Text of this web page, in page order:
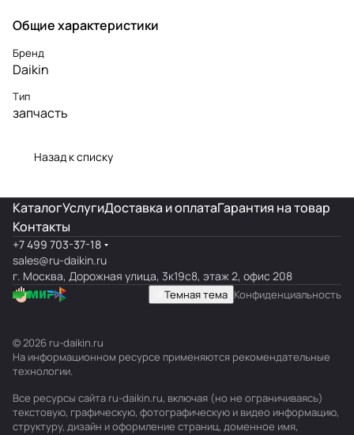
Общие характеристики
Бренд
Daikin
Тип
запчасть
Назад к списку
КаталогУслугиДоставка и оплатаГарантия на товар
Контакты
+7 499 703-37-18
sales@ru-daikin.ru
г. Москва, Дорожная улица, 3к19с8, этаж 2, офис 208
Темная тема Конфиденциальность
© 2026 ru-daikin.ru
На информационном ресурсе применяются рекомендательные
технологии.
Все ресурсы сайта ru-daikin.ru, включая (но не ограничиваясь)
текстовую, графическую, фотографическую и видео информацию,
структуру, дизайн и оформление страниц, доменное имя,